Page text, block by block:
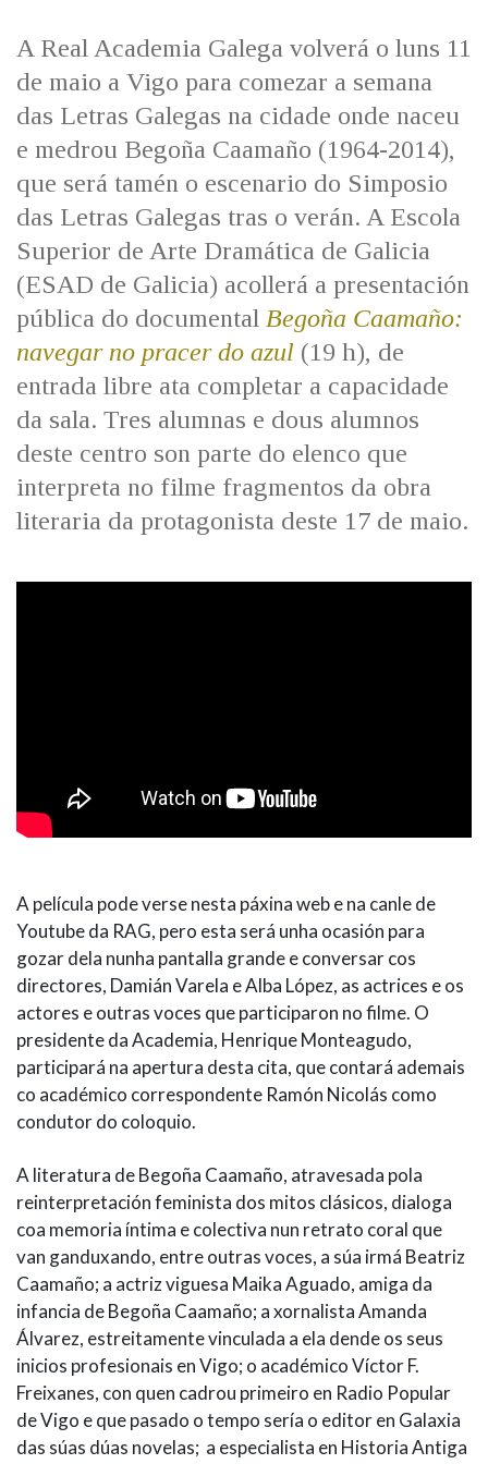
MARCIAL DEL ADALID
BAZÁN
HISTORIA
PRIMAVERA DAS LETRAS
PORTAL DAS PALABRAS
A Real Academia Galega volverá o luns 11
de maio a Vigo para comezar a semana
das Letras Galegas na cidade onde naceu
e medrou Begoña Caamaño (1964-2014),
que será tamén o escenario do Simposio
das Letras Galegas tras o verán. A Escola
Superior de Arte Dramática de Galicia
(ESAD de Galicia) acollerá a presentación
pública do documental Begoña Caamaño:
navegar no pracer do azul (19 h), de
entrada libre ata completar a capacidade
da sala. Tres alumnas e dous alumnos
deste centro son parte do elenco que
interpreta no filme fragmentos da obra
literaria da protagonista deste 17 de maio.
A película pode verse nesta páxina web e na canle de
Youtube da RAG, pero esta será unha ocasión para
gozar dela nunha pantalla grande e conversar cos
directores, Damián Varela e Alba López, as actrices e os
actores e outras voces que participaron no filme. O
presidente da Academia, Henrique Monteagudo,
participará na apertura desta cita, que contará ademais
co académico correspondente Ramón Nicolás como
condutor do coloquio.
A literatura de Begoña Caamaño, atravesada pola
reinterpretación feminista dos mitos clásicos, dialoga
coa memoria íntima e colectiva nun retrato coral que
van ganduxando, entre outras voces, a súa irmá Beatriz
Caamaño; a actriz viguesa Maika Aguado, amiga da
infancia de Begoña Caamaño; a xornalista Amanda
Álvarez, estreitamente vinculada a ela dende os seus
inicios profesionais en Vigo; o académico Víctor F.
Freixanes, con quen cadrou primeiro en Radio Popular
de Vigo e que pasado o tempo sería o editor en Galaxia
das súas dúas novelas; a especialista en Historia Antiga